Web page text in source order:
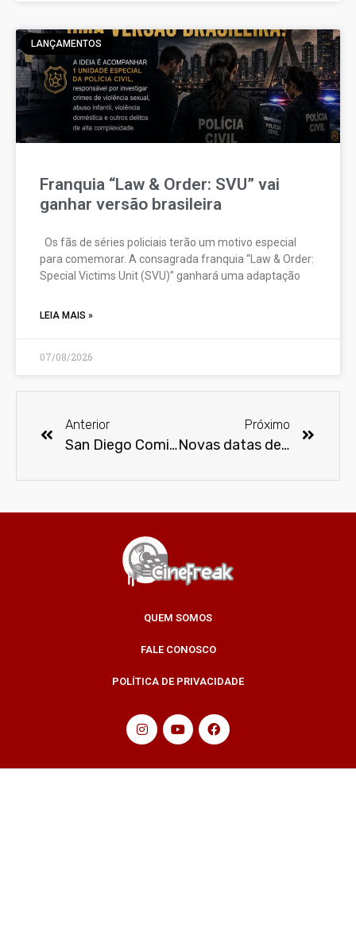
LANÇAMENTOS
Franquia “Law & Order: SVU” vai
ganhar versão brasileira
Os fãs de séries policiais terão um motivo especial
para comemorar. A consagrada franquia “Law & Order:
Special Victims Unit (SVU)” ganhará uma adaptação
LEIA MAIS »
07/08/2026
Anterior
San Diego Comic-Con de 2020 é cancelada
Próximo
Novas datas de lançamento dos filmes DC/Marvel
QUEM SOMOS
FALE CONOSCO
POLÍTICA DE PRIVACIDADE